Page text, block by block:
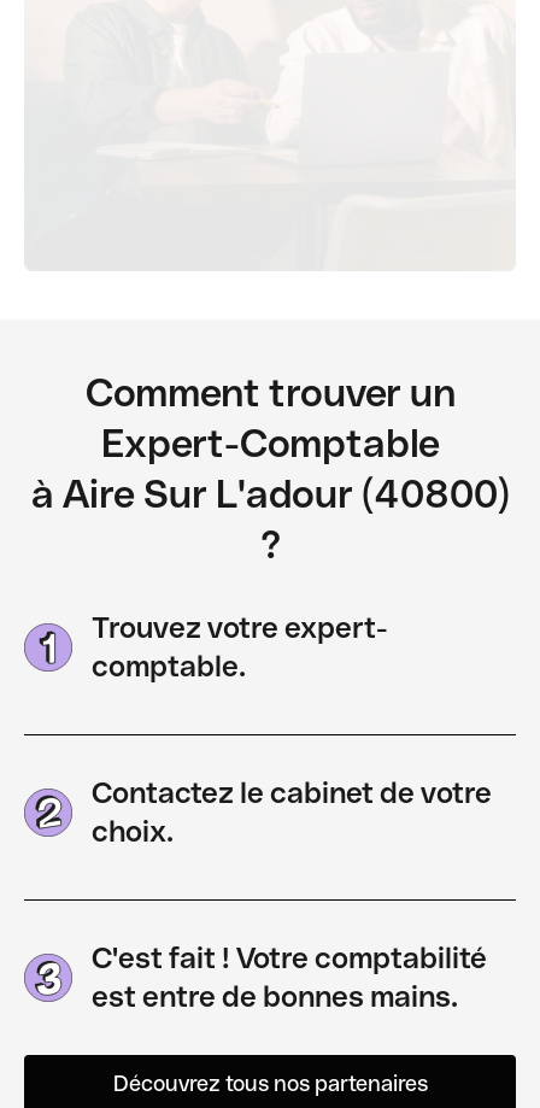
Comment trouver un
Expert-Comptable
à Aire Sur L'adour (40800)
?
Trouvez votre expert-
comptable.
Contactez le cabinet de votre
choix.
C'est fait ! Votre comptabilité
est entre de bonnes mains.
Découvrez tous nos partenaires